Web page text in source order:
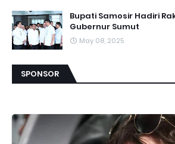
Bupati Samosir Hadiri
Gubernur Sumut
May 08, 2025
SPONSOR